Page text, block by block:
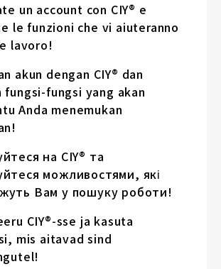
un account con CIY® e
le funzioni che vi aiuteranno
lavoro!
akun dengan CIY® dan
fungsi-fungsi yang akan
Anda menemukan
на CIY® та
можливостями, які
Вам у пошуку роботи!
CIY®-sse ja kasuta
mis aitavad sind